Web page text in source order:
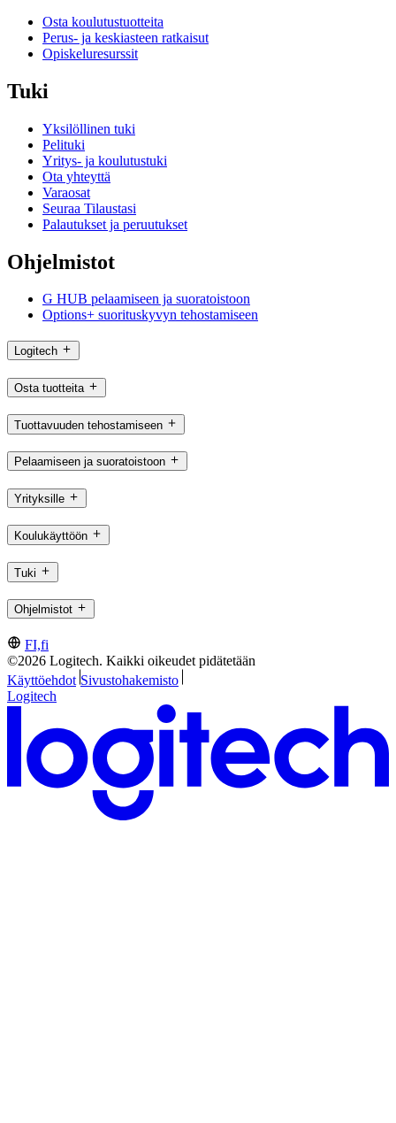
Osta koulutustuotteita
Perus- ja keskiasteen ratkaisut
Opiskeluresurssit
Tuki
Yksilöllinen tuki
Pelituki
Yritys- ja koulutustuki
Ota yhteyttä
Varaosat
Seuraa Tilaustasi
Palautukset ja peruutukset
Ohjelmistot
G HUB pelaamiseen ja suoratoistoon
Options+ suorituskyvyn tehostamiseen
Logitech
Osta tuotteita
Tuottavuuden tehostamiseen
Pelaamiseen ja suoratoistoon
Yrityksille
Koulukäyttöön
Tuki
Ohjelmistot
FI,fi
©2026 Logitech. Kaikki oikeudet pidätetään
Käyttöehdot Sivustohakemisto
Logitech